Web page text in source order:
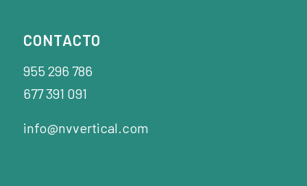
CONTACTO
955 296 786
677 391 091
info@nvvertical.com